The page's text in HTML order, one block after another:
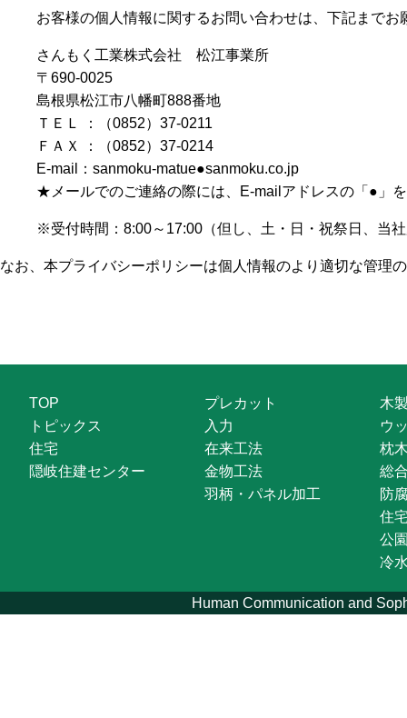
お客様の個人情報に関するお問い合わせは、下記までお
さんもく工業株式会社 松江事業所
〒690-0025
島根県松江市八幡町888番地
ＴＥＬ ：（0852）37-0211
ＦＡＸ ：（0852）37-0214
E-mail：sanmoku-matue●sanmoku.co.jp
★メールでのご連絡の際には、E-mailアドレスの「●」
※受付時間：8:00～17:00（但し、土・日・祝祭日、当
なお、本プライバシーポリシーは個人情報のより適切な管理
TOP
トピックス
住宅
隠岐住建センター
プレカット
入力
在来工法
金物工法
羽柄・パネル加工
木
ウ
枕
総
防
住
公
冷
Human Communication and